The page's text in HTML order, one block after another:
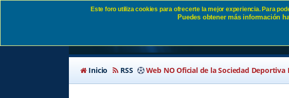
PEÑA MANIX-ESCOCIA SD
Inicio RSS Web NO Oficial de la Sociedad Deportiva
Este foro utiliza cookies para ofrecerte la mejor experiencia. Para
Puedes obtener más información